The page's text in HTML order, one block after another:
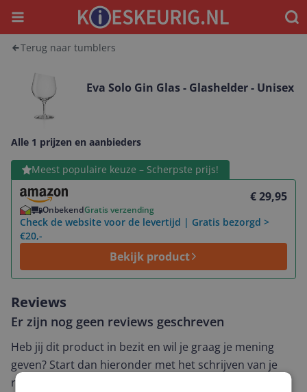
Menu
Terug naar tumblers
Eva Solo Gin Glas - Glashelder - Unisex
Alle 1 prijzen en aanbieders
Meest populaire keuze – Scherpste prijs!
€ 29,95
OnbekendGratis verzending
Check de website voor de levertijd | Gratis bezorgd >
€20,-
Bekijk product
Bekijk product
Reviews
Er zijn nog geen reviews geschreven
Heb jij dit product in bezit en wil je graag je mening
geven? Start dan hieronder met het schrijven van je
review. Afhankelijk van de details duurt het schrijven